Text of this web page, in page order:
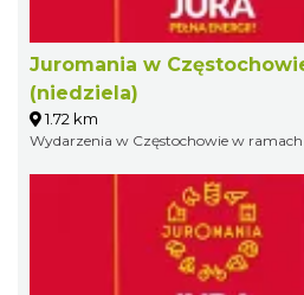
Juromania w
(niedziela)
1.72 km
Wydarzenia w Częstochowie w